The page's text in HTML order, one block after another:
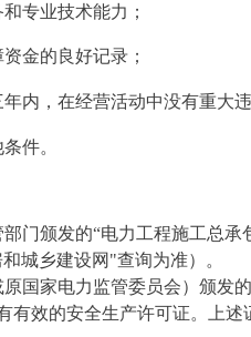
专业技术能力；
金的良好记录；
内，在经营活动中没有重大
件。
门颁发的“电力工程施工总
城乡建设网"查询为准）。
国家电力监管委员会）颁发
有效的安全生产许可证。上